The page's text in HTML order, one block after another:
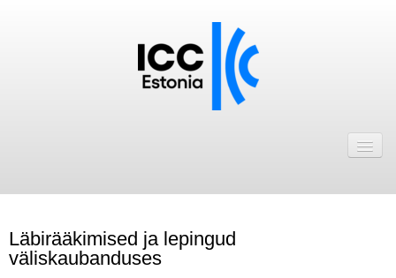
ICC Eesti liikmebaas
Läbirääkimised ja lepingud
väliskaubanduses